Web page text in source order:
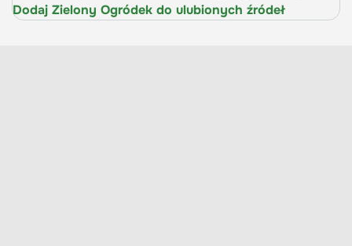
Dodaj Zielony Ogródek do ulubionych źródeł